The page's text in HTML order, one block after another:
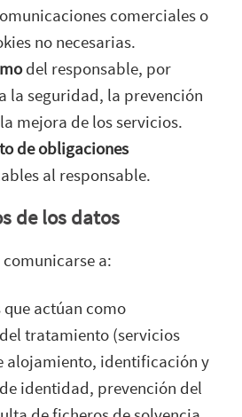
comerciales o
no necesarias.
del responsable, por
la seguridad, la prevención
mejora de los servicios.
de obligaciones
al responsable.
de los datos
a:
que actúan como
tratamiento (servicios
alojamiento, identificación y
identidad, prevención del